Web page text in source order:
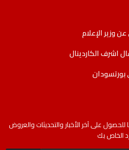
وزير الإعلام
اشرف الكاردينال
على آخر الأخبار والتحديثات والعروض
الخاص بك